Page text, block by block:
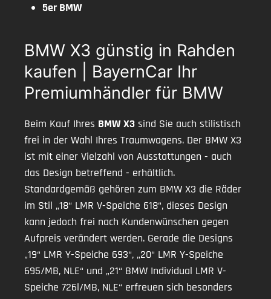
5er BMW
BMW X3 günstig in Rahden
kaufen | BayernCar Ihr
Premiumhändler für BMW
Beim Kauf Ihres BMW X3 sind Sie auch stilistisch
frei in der Wahl Ihres Traumwagens. Der BMW X3
ist mit einer Vielzahl von Ausstattungen - auch
das Design betreffend - erhältlich.
Standardgemäß gehören zum BMW X3 die Räder
im Stil „18“ LMR V-Speiche 618“, dieses Design
kann jedoch frei nach Kundenwünschen gegen
Aufpreis verändert werden. Gerade die Designs
„19“ LMR Y-Speiche 693“, „20“ LMR Y-Speiche
695/MB, NLE“ und „21“ BMW Individual LMR V-
Speiche 726l/MB, NLE“ erfreuen sich besonders